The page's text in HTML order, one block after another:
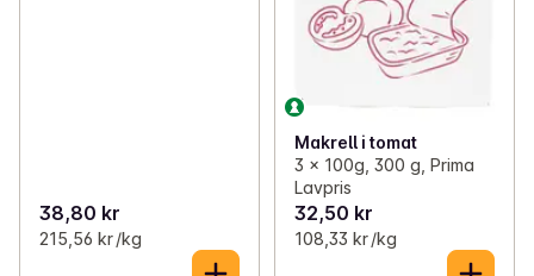
38,80 kr
215,56 kr /kg
Makrell i tomat
3 x 100g, 300 g, Prima
Lavpris
32,50 kr
108,33 kr /kg